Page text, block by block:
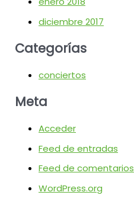
diciembre 2017
Categorías
conciertos
Meta
Acceder
Feed de entradas
Feed de comentarios
WordPress.org